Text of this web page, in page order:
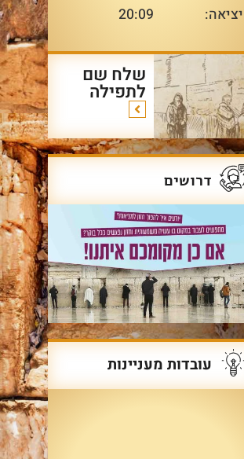
יציאה:
20:09
שלח שם
לתפילה
דרושים
עובדות מעניינות